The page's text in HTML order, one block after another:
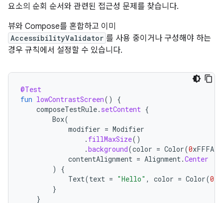
요소의 순회 순서와 관련된 접근성 문제를 찾습니다.
뷰와 Compose를 혼합하고 이미
AccessibilityValidator 를 사용 중이거나 구성해야 하는
경우 규칙에서 설정할 수 있습니다.
@Test
fun lowContrastScreen()
{
composeTestRule. setContent {
Box(
modifier = Modifier
. fillMaxSize()
.background(color = Color(0
contentAlignment = Alignment.Center
)
{
Text(text = "Hello" , color = Color(0
}
}